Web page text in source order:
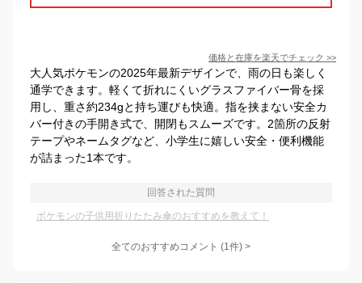
価格と在庫を楽天でチェック >>
大人気ポケモンの2025年最新デザインで、雨の日も楽しく
通学できます。軽くて折れにくいグラスファイバー骨を採
用し、重さ約234gと持ち運びも快適。指を挟まない安全カ
バー付きの手開き式で、開閉もスムーズです。2箇所の反射
テープやネームタグなど、小学生に嬉しい安全・便利機能
が詰まった1本です。
回答された質問
ポケモンの子供用折りたたみ傘のおすすめを教えて！
全てのおすすめコメント (1件) >